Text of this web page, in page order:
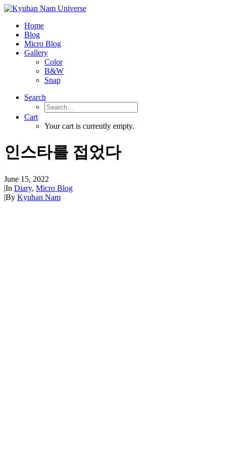
Home
Blog
Micro Blog
Gallery
Color
B&W
Snap
Search
Cart
Your cart is currently empty.
인스타를 접었다
June 15, 2022
|In Diary, Micro Blog
|By Kyuhan Nam